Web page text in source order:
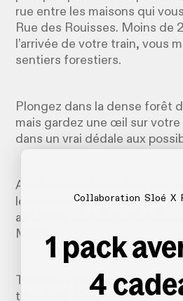
rue entre les maisons qui
Rue des Rouisses. Moins de
l’arrivée de votre train, vous
sentiers forestiers.
Plongez dans la dense forêt
mais gardez une œil sur
dans un vrai dédale aux
Au kilomètre 4, profitez d’un
les alentours, puis environ 1
atteignez un autre point de
Mont.
Tournez à gauche sur la route
trouver le site des rochers
Collaboration Sloé X
1 pack
4